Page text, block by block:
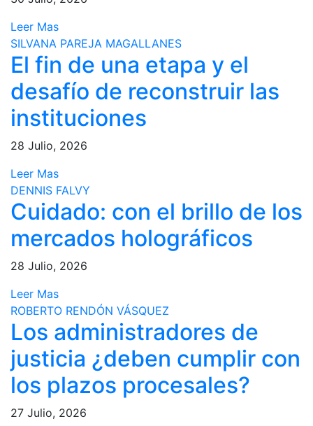
Leer Mas
SILVANA PAREJA MAGALLANES
El fin de una etapa y el
desafío de reconstruir las
instituciones
28 Julio, 2026
Leer Mas
DENNIS FALVY
Cuidado: con el brillo de los
mercados holográficos
28 Julio, 2026
Leer Mas
ROBERTO RENDÓN VÁSQUEZ
Los administradores de
justicia ¿deben cumplir con
los plazos procesales?
27 Julio, 2026